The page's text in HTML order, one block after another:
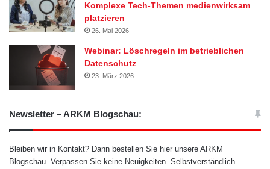
Komplexe Tech-Themen medienwirksam
platzieren
26. Mai 2026
Webinar: Löschregeln im betrieblichen
Datenschutz
23. März 2026
Newsletter – ARKM Blogschau:
Bleiben wir in Kontakt? Dann bestellen Sie hier unsere ARKM
Blogschau. Verpassen Sie keine Neuigkeiten. Selbstverständlich